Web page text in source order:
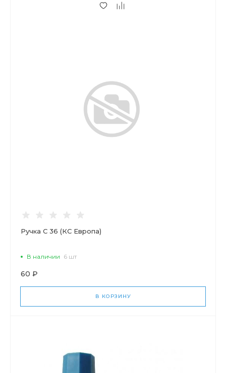
Ручка С 36 (КС Европа)
В наличии 6 шт
60 ₽
В КОРЗИНУ